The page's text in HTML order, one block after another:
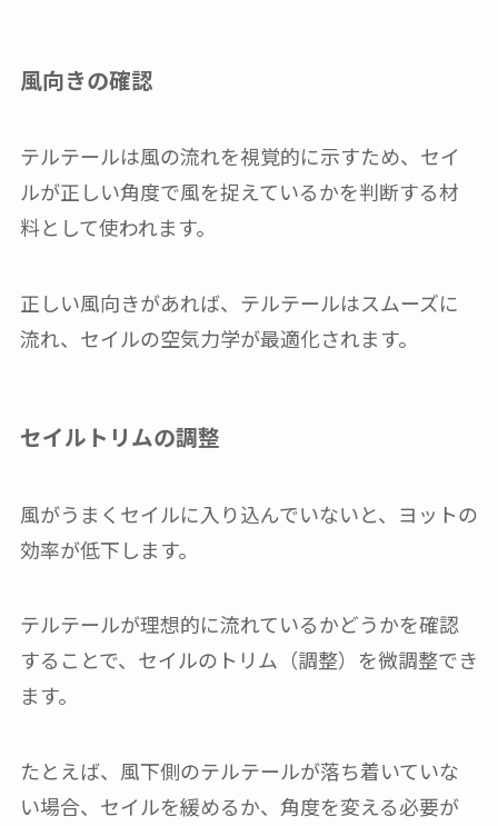
風向きの確認
テルテールは風の流れを視覚的に示すため、セイ
ルが正しい角度で風を捉えているかを判断する材
料として使われます。
正しい風向きがあれば、テルテールはスムーズに
流れ、セイルの空気力学が最適化されます。
セイルトリムの調整
風がうまくセイルに入り込んでいないと、ヨットの
効率が低下します。
テルテールが理想的に流れているかどうかを確認
することで、セイルのトリム（調整）を微調整でき
ます。
たとえば、風下側のテルテールが落ち着いていな
い場合、セイルを緩めるか、角度を変える必要が